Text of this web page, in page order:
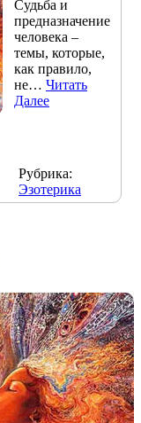
Судьба и
предназначение
человека –
темы, которые,
как правило,
не… Читать
Далее
Рубрика:
Эзотерика